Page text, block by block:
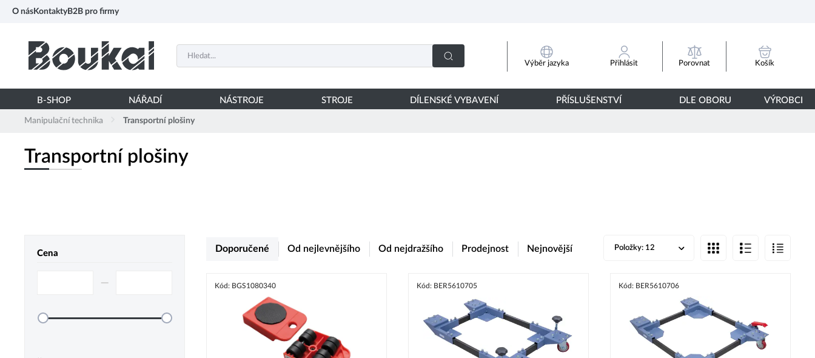
O nás Kontakty B2B pro firmy
Výběr jazyka Přihlásit Porovnat Košík
B-SHOP NÁŘADÍ NÁSTROJE STROJE DÍLENSKÉ VYBAVENÍ PŘÍSLUŠENSTVÍ DLE OBORU VÝROBCI
Manipulační technika Transportní plošiny
Transportní plošiny
Cena
–⁠
Doporučené Od nejlevnějšího Od nejdražšího Prodejnost Nejnovější Položky: 12
Kód: BGS1080340 Kód: BER5610705 Kód: BER5610706